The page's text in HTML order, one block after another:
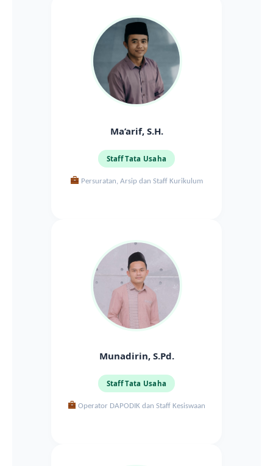
Ma’arif, S.H.
Staff Tata Usaha
Persuratan, Arsip dan Staff Kurikulum
Munadirin, S.Pd.
Staff Tata Usaha
Operator DAPODIK dan Staff Kesiswaan